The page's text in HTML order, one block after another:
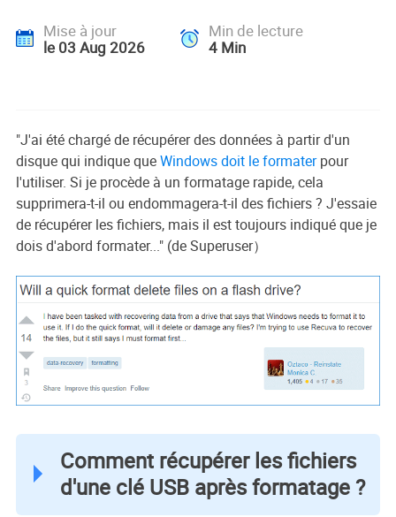
Mise à jour
le 03 Aug 2026
Min de lecture
4Min
"J'ai été chargé de récupérer des données à partir d'un
disque qui indique queWindows doit le formaterpour
l'utiliser. Si je procède à un formatage rapide, cela
supprimera-t-il ou endommagera-t-il des fichiers ? J'essaie
de récupérer les fichiers, mais il est toujours indiqué que je
dois d'abord formater..." (de Superuser）
Comment récupérer les fichiers
d'une clé USB après formatage ?